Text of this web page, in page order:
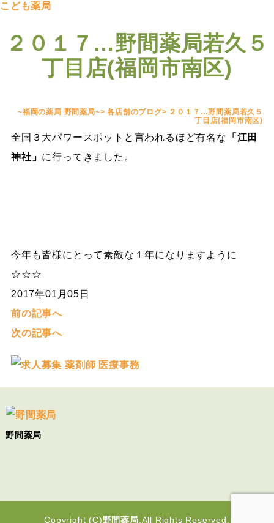
こども薬局
２０１７…野間薬局若久５
丁目店(福岡市南区)
~福岡の薬局 野間薬局~>各店舗のブログ> ２０１７…野間薬局若久５
丁目店(福岡市南区)
全国３大パワースポットと言われるほど有名な
「江田
神社」 に行ってきました。
今年も皆様にとって素敵な１年になりますように
☆☆☆
2017年01月05日
前の記事へ
次の記事へ
野間薬局
Copyright (C)野間薬局 .All Rights Reserved.